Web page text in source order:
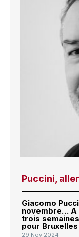
Puccini,
Giacomo
novembre… A
trois
pour Bruxelles
29 Nov 2024